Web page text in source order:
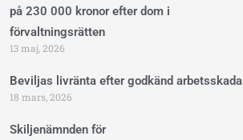
på 230 000 kronor efter dom i
förvaltningsrätten
13 maj, 2026
Beviljas livränta efter godkänd arbetsskada
18 mars, 2026
Skiljenämnden för